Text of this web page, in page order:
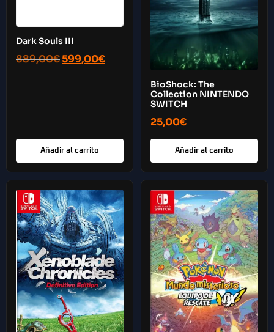
Dark Souls III
889,00€599,00€
Añadir al carrito
BioShock: The
Collection NINTENDO
SWITCH
25,00€
Añadir al carrito